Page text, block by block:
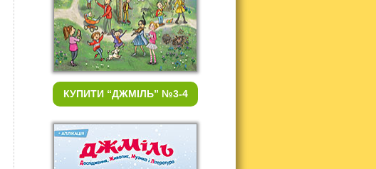
КУПИТИ “ДЖМІЛЬ” №3-4